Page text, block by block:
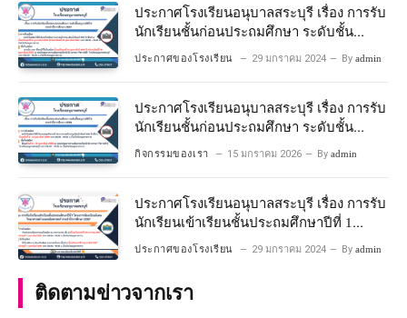
ประกาศโรงเรียนอนุบาลสระบุรี เรื่อง การรับ
นักเรียนชั้นก่อนประถมศึกษา ระดับชั้น
ประกาศของโรงเรียน 29 มกราคม 2024 By admin
ประกาศโรงเรียนอนุบาลสระบุรี เรื่อง การรับ
นักเรียนชั้นก่อนประถมศึกษา ระดับชั้น
อนุบาลปีที่ ๒ ประจำปีการศึกษา ๒๕๖๙
กิจกรรมของเรา 15 มกราคม 2026 By admin
ประกาศโรงเรียนอนุบาลสระบุรี เรื่อง การรับ
นักเรียนเข้าเรียนชั้นประถมศึกษาปีที่ 1
โครงการห้องเรียนพิเศษ วิทยาศาสตร์ และ
ประกาศของโรงเรียน 29 มกราคม 2024 By admin
ติดตามข่าวจากเรา